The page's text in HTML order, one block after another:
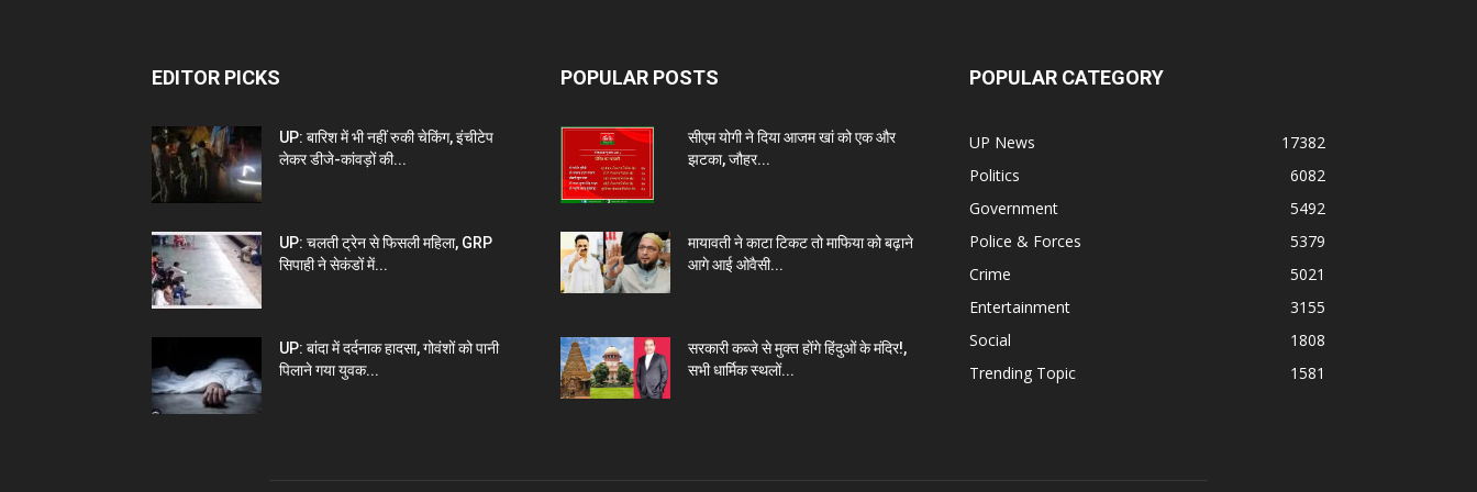
EDITOR PICKS
UP: बारिश में भी नहीं रुकी चेकिंग, इंचीटेप
लेकर डीजे-कांवड़ों की...
UP: चलती ट्रेन से फिसली महिला, GRP
सिपाही ने सेकंडों में...
UP: बांदा में दर्दनाक हादसा, गोवंशों को पानी
पिलाने गया युवक...
POPULAR POSTS
सीएम योगी ने दिया आजम खां को एक और
झटका, जौहर...
मायावती ने काटा टिकट तो माफिया को बढ़ाने
आगे आई ओवैसी...
सरकारी कब्जे से मुक्त होंगे हिंदुओं के मंदिर!,
सभी धार्मिक स्थलों...
POPULAR CATEGORY
UP News
17382
Politics
6082
Government
5492
Police & Forces
5379
Crime
5021
Entertainment
3155
Social
1808
Trending Topic
1581